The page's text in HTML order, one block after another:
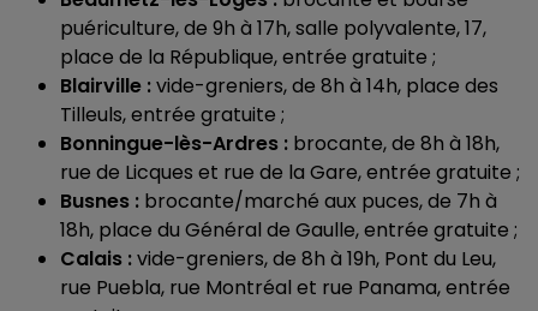
puériculture, de 9h à 17h, salle polyvalente, 17,
place de la République, entrée gratuite ;
Blairville :vide-greniers, de 8h à 14h, place des
Tilleuls, entrée gratuite ;
Bonningue-lès-Ardres : brocante, de 8h à 18h,
rue de Licques et rue de la Gare, entrée gratuite ;
Busnes : brocante/marché aux puces, de 7h à
18h, place du Général de Gaulle, entrée gratuite ;
Calais :vide-greniers, de 8h à 19h, Pont du Leu,
rue Puebla, rue Montréal et rue Panama, entrée